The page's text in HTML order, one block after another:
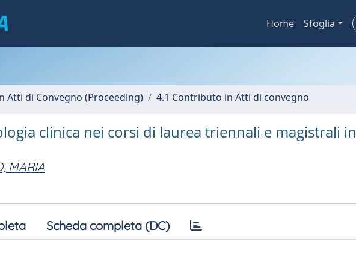
Home Sfoglia
Atti di Convegno (Proceeding) 4.1 Contributo in Atti di convegno
clinica nei corsi di laurea triennali e magistrali in
MARIA
Scheda completa (DC)